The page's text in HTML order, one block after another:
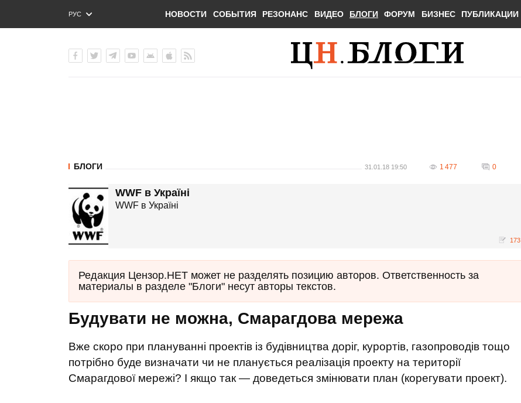
РУС
ENG
НОВОСТИ СОБЫТИЯ РЕЗОНАНС ВИДЕО БЛОГИ ФОРУМ БИЗНЕС ПУБЛИКАЦИИ
БЛОГИ 31.01.18 19:50 1 477 0
WWF в Україні
WWF в Україні
173
Редакция Цензор.НЕТ может не разделять позицию авторов. Ответственность за
материалы в разделе "Блоги" несут авторы текстов.
Будувати не можна, Смарагдова мережа
Вже скоро при плануванні проектів із будівництва доріг, курортів, газопроводів тощо
потрібно буде визначати чи не планується реалізація проекту на території
Смарагдової мережі? І якщо так — доведеться змінювати план (корегувати проект).